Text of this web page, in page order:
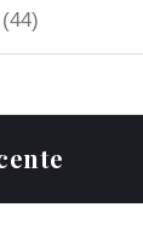
(44)